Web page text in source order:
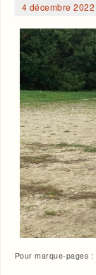
4 décembre 2022
Pour marque-pages :